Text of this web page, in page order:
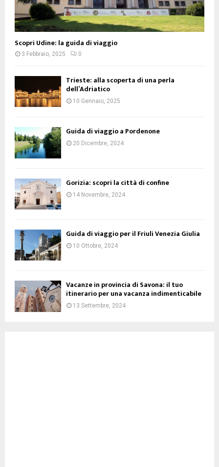
Scopri Udine: la guida di viaggio
3 Febbraio, 2025 0
Trieste: alla scoperta di una perla
dell’Adriatico
10 Gennaio, 2025
Guida di viaggio a Pordenone
20 Dicembre, 2024
Gorizia: scopri la città di confine
14 Novembre, 2024
Guida di viaggio per il Friuli Venezia Giulia
10 Ottobre, 2024
Vacanze in provincia di Savona: il tuo
itinerario per una vacanza indimenticabile
13 Settembre, 2024